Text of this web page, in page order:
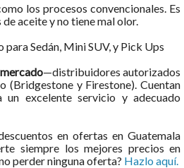
los procesos convencionales. Es
aceite y no tiene mal olor.
para Sedán, Mini SUV, y Pick Ups
—distribuidores autorizados
(Bridgestone y Firestone). Cuentan
excelente servicio y adecuado
en ofertas en Guatemala
siempre los mejores precios en
perder ninguna oferta? Hazlo aquí.